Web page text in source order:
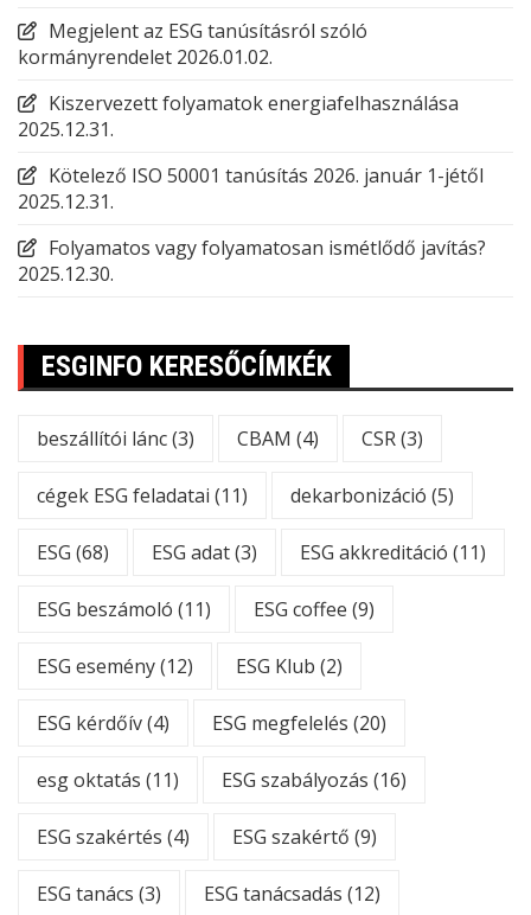
Megjelent az ESG tanúsításról szóló
kormányrendelet 2026.01.02.
Kiszervezett folyamatok energiafelhasználása
2025.12.31.
Kötelező ISO 50001 tanúsítás 2026. január 1-jétől
2025.12.31.
Folyamatos vagy folyamatosan ismétlődő javítás?
2025.12.30.
ESGINFO KERESŐCÍMKÉK
beszállítói lánc(3) CBAM (4) CSR(3)
cégek ESG feladatai (11) dekarbonizáció (5)
ESG (68) ESG adat(3) ESG akkreditáció (11)
ESG beszámoló (11) ESG coffee (9)
ESG esemény(12) ESG Klub (2)
ESG kérdőív(4) ESG megfelelés (20)
esg oktatás (11) ESG szabályozás (16)
ESG szakértés (4) ESG szakértő (9)
ESG tanács (3) ESG tanácsadás (12)